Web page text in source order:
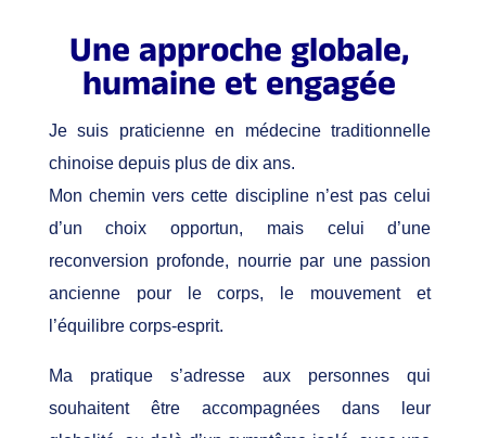
Une approche globale,
humaine et engagée
Je suis praticienne en médecine traditionnelle
chinoise depuis plus de dix ans.
Mon chemin vers cette discipline n’est pas celui
d’un choix opportun, mais celui d’une
reconversion profonde, nourrie par une passion
ancienne pour le corps, le mouvement et
l’équilibre corps-esprit.
Ma pratique s’adresse aux personnes qui
souhaitent être accompagnées dans leur